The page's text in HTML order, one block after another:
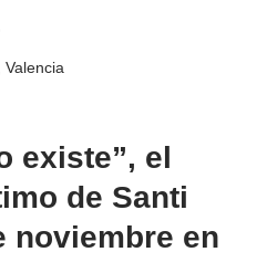
Valencia
existe”, el
de Santi
noviembre en